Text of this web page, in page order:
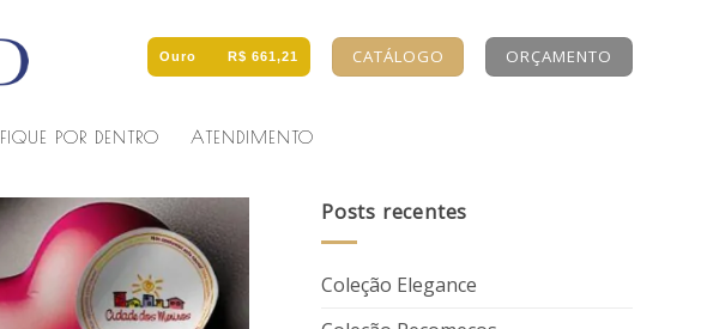
Ouro R$ 661,21 CATÁLOGO ORÇAMENTO
FIQUE POR DENTRO ATENDIMENTO
Posts recentes
Coleção Elegance